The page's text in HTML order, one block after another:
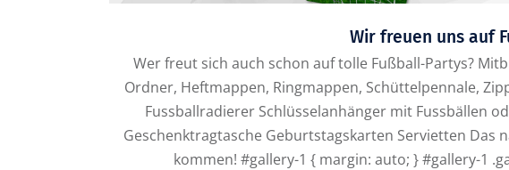
Wir freuen uns auf
Wer freut sich auch schon auf tolle Fußball-Partys?
Ordner, Heftmappen, Ringmappen, Schüttelpennale,
Fussballradierer Schlüsselanhänger mit Fussbällen
Geschenktragtasche Geburtstagskarten Servietten Das
kommen! #gallery-1 { margin: auto; } #gallery-1